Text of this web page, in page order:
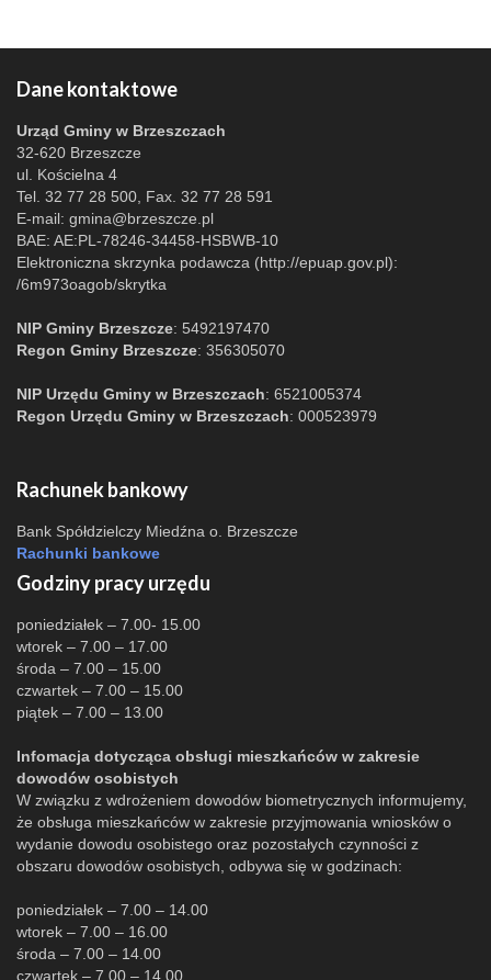
Dane kontaktowe
Urząd Gminy w Brzeszczach
32-620 Brzeszcze
ul. Kościelna 4
Tel. 32 77 28 500, Fax. 32 77 28 591
E-mail: gmina@brzeszcze.pl
BAE: AE:PL-78246-34458-HSBWB-10
Elektroniczna skrzynka podawcza (http://epuap.gov.pl):
/6m973oagob/skrytka
NIP Gminy Brzeszcze: 5492197470
Regon Gminy Brzeszcze: 356305070
NIP Urzędu Gminy w Brzeszczach: 6521005374
Regon Urzędu Gminy w Brzeszczach: 000523979
Rachunek bankowy
Bank Spółdzielczy Miedźna o. Brzeszcze
Rachunki bankowe
Godziny pracy urzędu
poniedziałek – 7.00- 15.00
wtorek – 7.00 – 17.00
środa – 7.00 – 15.00
czwartek – 7.00 – 15.00
piątek – 7.00 – 13.00
Infomacja dotycząca obsługi mieszkańców w zakresie
dowodów osobistych
W związku z wdrożeniem dowodów biometrycznych informujemy,
że obsługa mieszkańców w zakresie przyjmowania wniosków o
wydanie dowodu osobistego oraz pozostałych czynności z
obszaru dowodów osobistych, odbywa się w godzinach:
poniedziałek – 7.00 – 14.00
wtorek – 7.00 – 16.00
środa – 7.00 – 14.00
czwartek – 7.00 – 14.00